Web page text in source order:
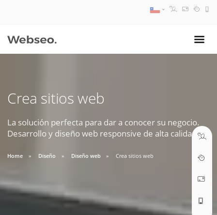
Crea sitios web
La solución perfecta para dar a conocer su negocio.
Desarrollo y diseño web responsive de alta calidad.
Home Diseño Diseño web Crea sitios web
09:30 AM A 18:30 PM
soporte@webseo.cl